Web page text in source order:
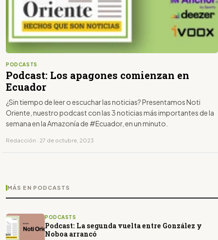
PODCASTS
Podcast: Los apagones comienzan en
Ecuador
¿Sin tiempo de leer o escuchar las noticias? Presentamos Noti
Oriente, nuestro podcast con las 3 noticias más importantes de la
semana en la Amazonía de #Ecuador, en un minuto.
Redacción · 27 de octubre, 2023
MÁS EN PODCASTS
PODCASTS
Podcast: La segunda vuelta entre González y
Noboa arrancó